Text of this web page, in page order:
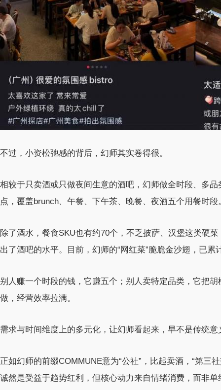
不过，小资松弛感的背后，幻师其实卷得很。
相较于只卖酒或只做夜间生意的酒吧，幻师做全时段、多
点，覆盖brunch、午餐、下午茶、晚餐、夜酒五个用餐时段
除了酒水，餐食SKU也有约70个，不乏披萨、汉堡这类硬
出了酒吧的水平。目前，幻师的“网红菜”脆脆金沙翅，已累
别人赚一个时段的钱，它赚五个；别人卖特定品类，它把
做，经营效率拉满。
需求与时间维度上的多元化，让幻师看起来，早不是传统
正如幻师的前缀COMMUNE意为“公社”，比起卖酒，“第三
诚然是受益于趋势红利，但核心动力来自情绪消费，而非单